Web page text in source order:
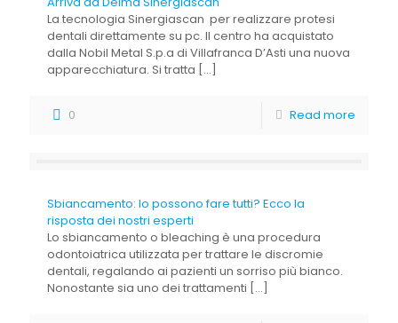
La tecnologia Sinergiascan per realizzare protesi
dentali direttamente su pc. Il centro ha acquistato
dalla Nobil Metal S.p.a di Villafranca D’Asti una nuova
apparecchiatura. Si tratta […]
0 Read more
Sbiancamento: lo possono fare tutti? Ecco la
risposta dei nostri esperti
Lo sbiancamento o bleaching è una procedura
odontoiatrica utilizzata per trattare le discromie
dentali, regalando ai pazienti un sorriso più bianco.
Nonostante sia uno dei trattamenti […]